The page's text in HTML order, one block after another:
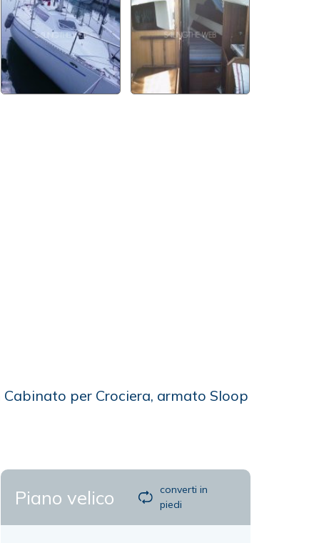
per Crociera, armato Sloop
Piano velico
converti in
piedi